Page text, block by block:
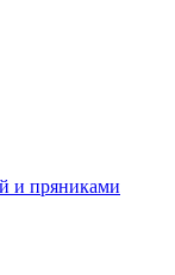
и пряниками